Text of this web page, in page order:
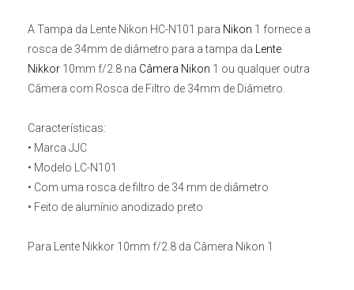
ATampa da Lente Nikon HC-N101 para Nikon 1 fornece a
rosca de 34mm de diâmetro para a tampa da Lente
Nikkor 10mm f/2.8 na Câmera Nikon 1 ou qualquer outra
Câmera com Rosca de Filtro de 34mm de Diâmetro.
Características:
• Marca JJC
• Modelo LC-N101
• Com uma rosca de filtro de 34 mm de diâmetro
• Feito de alumínio anodizado preto
Para Lente Nikkor 10mm f/2.8 da Câmera Nikon 1